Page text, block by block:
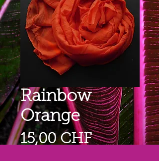
Rainbow
Orange
15,00 CHFPreis